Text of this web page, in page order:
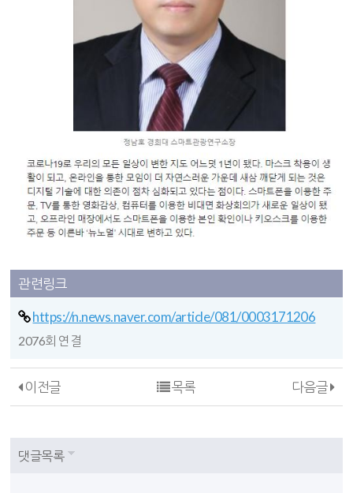
관련링크
https://n.news.naver.com/article/081/0003171206
2076회 연결
이전글 다음글
목록
댓글목록